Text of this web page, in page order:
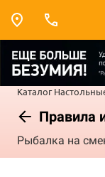
Каталог
Правила
Рыбалка на